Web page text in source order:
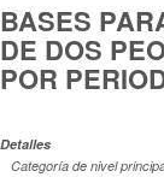
BASES
DE DOS
POR
Detalles
Categoría de nivel